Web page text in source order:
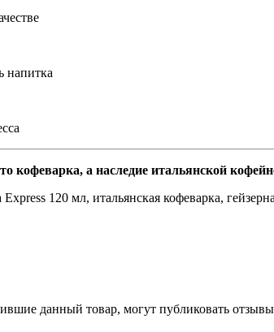
напитка
кофеварка, а наследие итальянской
120 мл, итальянская кофеварка,
данный товар, могут публиковать